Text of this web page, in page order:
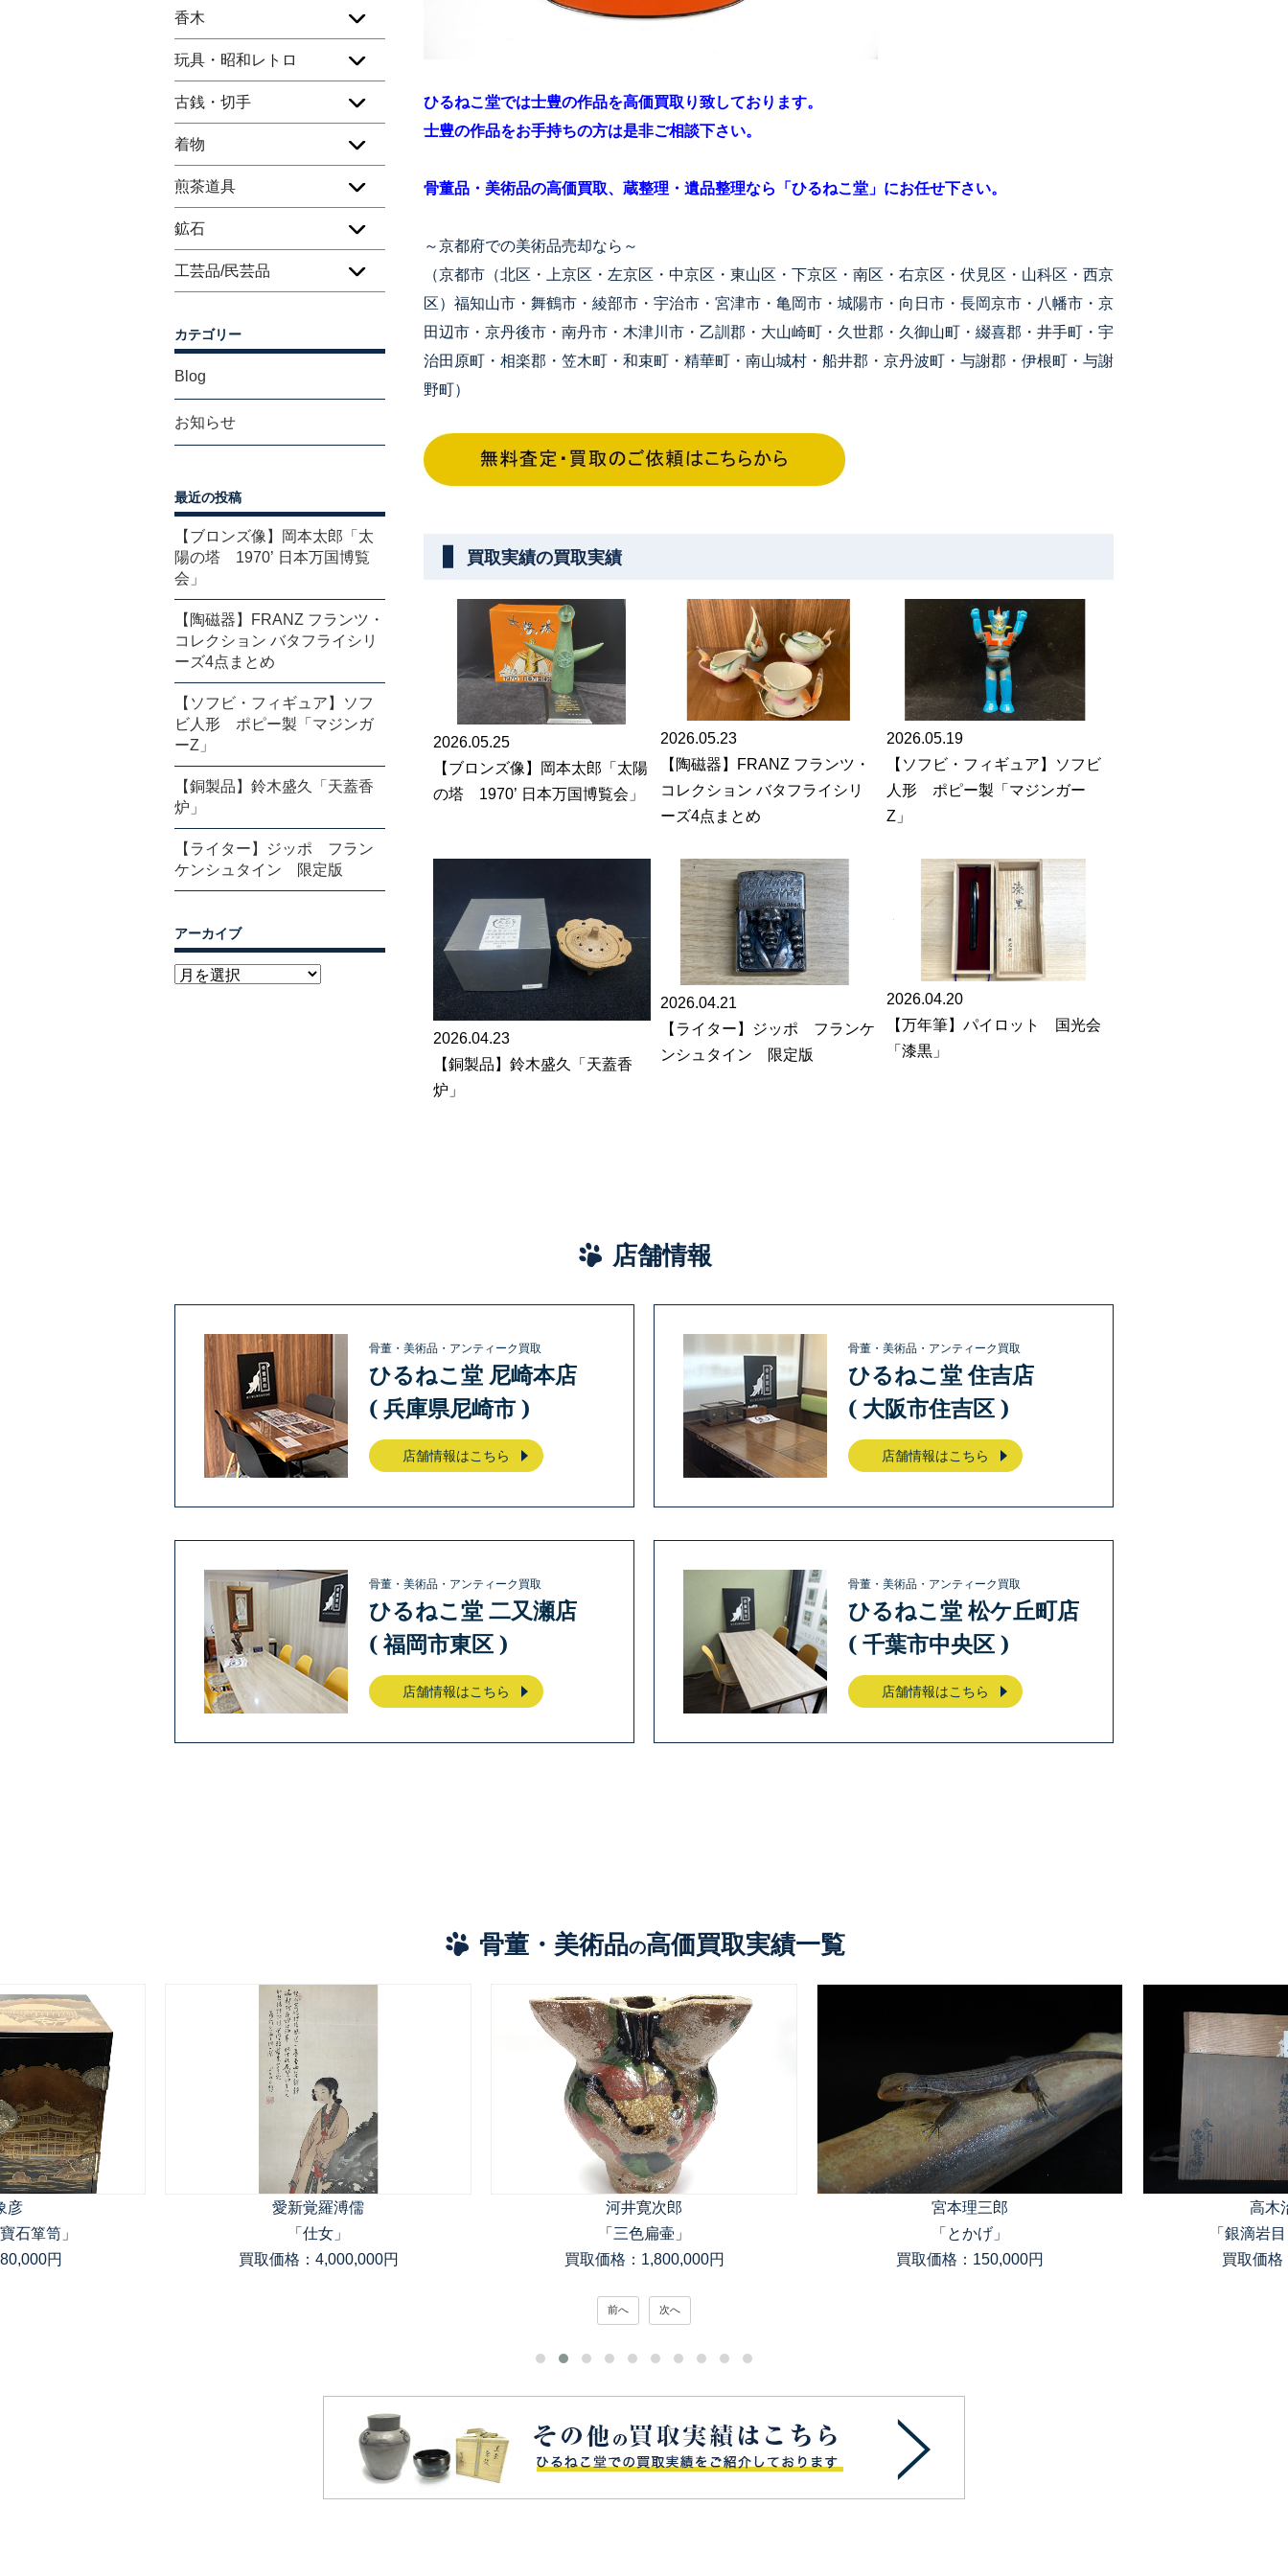
ひるねこ堂では士豊の作品を高価買取り致しております。
士豊の作品をお手持ちの方は是非ご相談下さい。
骨董品・美術品の高価買取、蔵整理・遺品整理なら「ひるねこ堂」にお任せ下さい。
～京都府での美術品売却なら～
（京都市（北区・上京区・左京区・中京区・東山区・下京区・南区・右京区・伏見区・山科区・西京
区）福知山市・舞鶴市・綾部市・宇治市・宮津市・亀岡市・城陽市・向日市・長岡京市・八幡市・京
田辺市・京丹後市・南丹市・木津川市・乙訓郡・大山崎町・久世郡・久御山町・綴喜郡・井手町・宇
治田原町・相楽郡・笠木町・和束町・精華町・南山城村・船井郡・京丹波町・与謝郡・伊根町・与謝
野町）
買取実績の買取実績
2026.05.25
【ブロンズ像】岡本太郎「太陽
の塔 1970’ 日本万国博覧会」
2026.05.23
【陶磁器】FRANZ フランツ・
コレクション バタフライシリ
ーズ4点まとめ
2026.05.19
【ソフビ・フィギュア】ソフビ
人形 ポピー製「マジンガー
Z」
2026.04.23
【銅製品】鈴木盛久「天蓋香
炉」
2026.04.21
【ライター】ジッポ フランケ
ンシュタイン 限定版
2026.04.20
【万年筆】パイロット 国光会
「漆黒」
香木
玩具・昭和レトロ
古銭・切手
着物
煎茶道具
鉱石
工芸品/民芸品
カテゴリー
Blog
お知らせ
最近の投稿
【ブロンズ像】岡本太郎「太
陽の塔 1970’ 日本万国博覧
会」
【陶磁器】FRANZ フランツ・
コレクション バタフライシリ
ーズ4点まとめ
【ソフビ・フィギュア】ソフ
ビ人形 ポピー製「マジンガ
ーZ」
【銅製品】鈴木盛久「天蓋香
炉」
【ライター】ジッポ フラン
ケンシュタイン 限定版
アーカイブ
店舗情報
骨董・美術品・アンティーク買取
ひるねこ堂 尼崎本店
( 兵庫県尼崎市 )
店舗情報はこちら
骨董・美術品・アンティーク買取
ひるねこ堂 住吉店
( 大阪市住吉区 )
店舗情報はこちら
骨董・美術品・アンティーク買取
ひるねこ堂 二又瀬店
( 福岡市東区 )
店舗情報はこちら
骨董・美術品・アンティーク買取
ひるねこ堂 松ケ丘町店
( 千葉市中央区 )
店舗情報はこちら
骨董・美術品の高価買取実績一覧
彦
石箪笥」
円
愛新覚羅溥儒
「仕女」
買取価格：4,000,000円
河井寛次郎
「三色扁壷」
買取価格：1,800,000円
宮本理三郎
「とかげ」
買取価格：150,000円
高木
「銀滴岩
買取価格
前へ 次へ